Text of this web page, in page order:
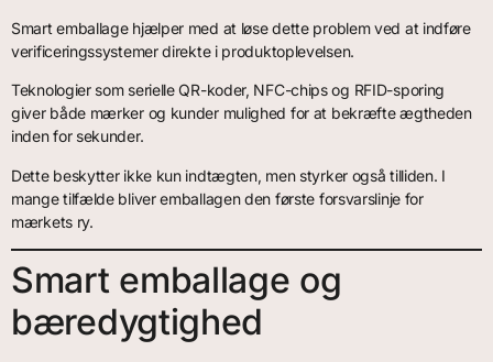
Smart emballage hjælper med at løse dette problem ved at indføre
verificeringssystemer direkte i produktoplevelsen.
Teknologier som serielle QR-koder, NFC-chips og RFID-sporing
giver både mærker og kunder mulighed for at bekræfte ægtheden
inden for sekunder.
Dette beskytter ikke kun indtægten, men styrker også tilliden. I
mange tilfælde bliver emballagen den første forsvarslinje for
mærkets ry.
Smart emballage og
bæredygtighed